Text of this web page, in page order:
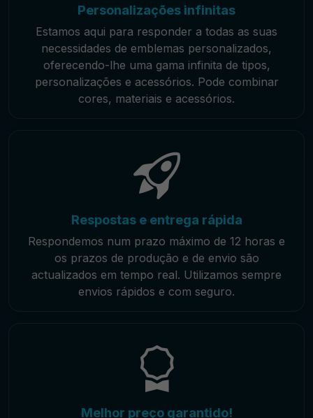
Personalizações infinitas
Estamos aqui para responder a todas as suas
necessidades de emblemas personalizados,
oferecendo-lhe uma gama infinita de tipos,
personalizações e acessórios. Pode combinar
cores, materiais e acessórios.
Respostas e entrega rápida
Respondemos num prazo máximo de 12 horas e
os prazos de produção e de envio são
actualizados em tempo real. Utilizamos sempre
envios rápidos e com seguro.
Melhor preço garantido!